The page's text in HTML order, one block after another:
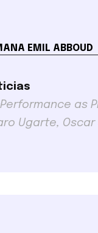
EMIL ABBOUD
as
Ugarte, Oscar